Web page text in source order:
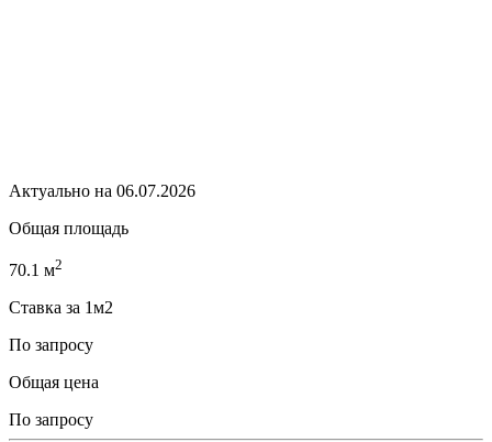
Актуально на 06.07.2026
Общая площадь
70.1 м2
Ставка за 1м2
По запросу
Общая цена
По запросу